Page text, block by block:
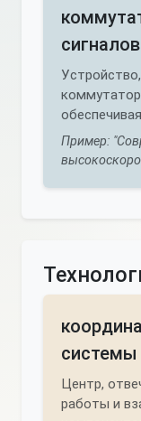
сигналов
Пример:
системы
Центр,
работы и